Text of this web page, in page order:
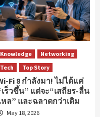
Knowledge
Networking
Tech
Top Story
Fi 8 กำลังมา! ไม่ได้แค่
เร็วขึ้น” แต่จะ“เสถียร-ลื่น
หล” และฉลาดกว่าเดิม
May 18, 2026